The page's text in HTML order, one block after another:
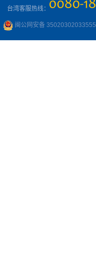
台湾客服热线：
闽公网安备